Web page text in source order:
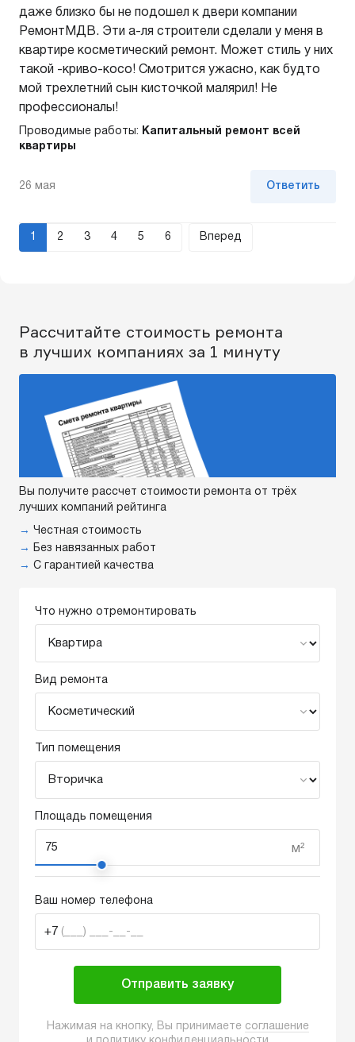
даже близко бы не подошел к двери компании
РемонтМДВ. Эти а-ля строители сделали у меня в
квартире косметический ремонт. Может стиль у них
такой -криво-косо! Смотрится ужасно, как будто
мой трехлетний сын кисточкой малярил! Не
профессионалы!
Проводимые работы:
Капитальный ремонт всей
квартиры
26 мая Ответить
1 2 3 4 5 6 Вперед
Что нужно отремонтировать
Вид ремонта
Тип помещения
Площадь помещения
м²
Ваш номер телефона
+7 (___) ___-__-__
Отправить заявку
Нажимая на кнопку, Вы принимаете соглашение
Рассчитайте стоимость ремонта
в лучших компаниях за 1 минуту
Вы получите рассчет стоимости ремонта от трёх
лучших компаний рейтинга
→ Честная стоимость
→
Без навязанных работ
→ С гарантией качества